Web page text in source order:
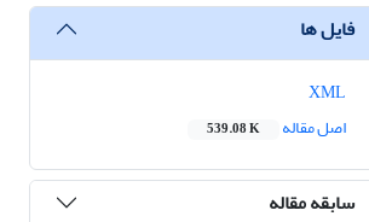
فایل ها
اصل مقاله
539.08 K
سابقه مقاله